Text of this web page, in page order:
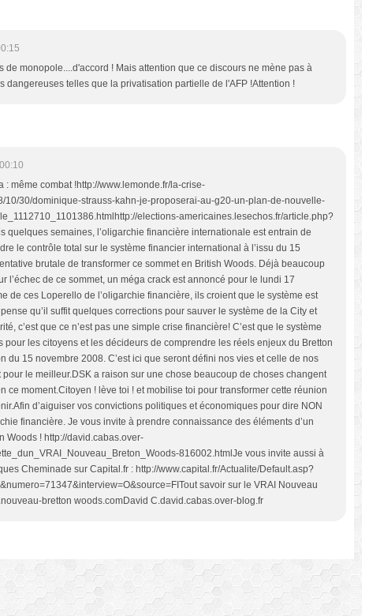
de monopole....d'accord ! Mais attention que ce discours ne mène pas à
dangereuses telles que la privatisation partielle de l'AFP !Attention !
: même combat !http://www.lemonde.fr/la-crise-
10/30/dominique-strauss-kahn-je-proposerai-au-g20-un-plan-de-nouvelle-
elections-americaines.lesechos.fr/article.php?
quelques semaines, l’oligarchie financière internationale est entrain de
le contrôle total sur le système financier international à l’issu du 15
brutale de transformer ce sommet en British Woods. Déjà beaucoup
l’échec de ce sommet, un méga crack est annoncé pour le lundi 17
de ces Loperello de l’oligarchie financière, ils croient que le système est
qu’il suffit quelques corrections pour sauver le système de la City et
c’est que ce n’est pas une simple crise financière! C’est que le système
pour les citoyens et les décideurs de comprendre les réels enjeux du Bretton
du 15 novembre 2008. C’est ici que seront défini nos vies et celle de nos
le meilleur.DSK a raison sur une chose beaucoup de choses changent
ce moment.Citoyen ! lève toi ! et mobilise toi pour transformer cette réunion
d’aiguiser vos convictions politiques et économiques pour dire NON
financière. Je vous invite à prendre connaissance des éléments d’un
Woods ! http://david.cabas.over-
816002.htmlJe vous invite aussi à
Cheminade sur Capital.fr : http://www.capital.fr/Actualite/Default.asp?
savoir sur le VRAI Nouveau
bretton woods.comDavid C.david.cabas.over-blog.fr